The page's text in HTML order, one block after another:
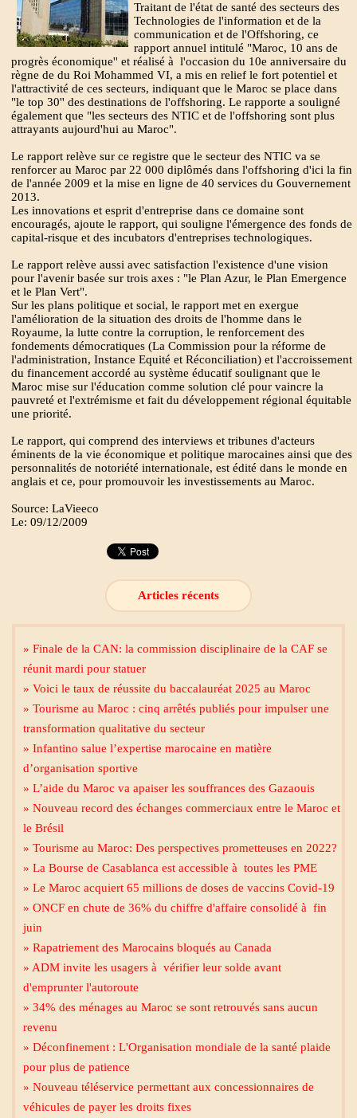
Traitant de l'état de santé des secteurs des
Technologies de l'information et de la
communication et de l'Offshoring, ce
rapport annuel intitulé "Maroc, 10 ans de
progrès économique'' et réalisé à l'occasion du 10e anniversaire du
règne de du Roi Mohammed VI, a mis en relief le fort potentiel et
l'attractivité de ces secteurs, indiquant que le Maroc se place dans
"le top 30'' des destinations de l'offshoring. Le rapporte a souligné
également que "les secteurs des NTIC et de l'offshoring sont plus
attrayants aujourd'hui au Maroc".
Le rapport relève sur ce registre que le secteur des NTIC va se
renforcer au Maroc par 22 000 diplômés dans l'offshoring d'ici la fin
de l'année 2009 et la mise en ligne de 40 services du Gouvernement
2013.
Les innovations et esprit d'entreprise dans ce domaine sont
encouragés, ajoute le rapport, qui souligne l'émergence des fonds de
capital-risque et des incubators d'entreprises technologiques.
Le rapport relève aussi avec satisfaction l'existence d'une vision
pour l'avenir basée sur trois axes : "le Plan Azur, le Plan Emergence
et le Plan Vert".
Sur les plans politique et social, le rapport met en exergue
l'amélioration de la situation des droits de l'homme dans le
Royaume, la lutte contre la corruption, le renforcement des
fondements démocratiques (La Commission pour la réforme de
l'administration, Instance Equité et Réconciliation) et l'accroissement
du financement accordé au système éducatif soulignant que le
Maroc mise sur l'éducation comme solution clé pour vaincre la
pauvreté et l'extrémisme et fait du développement régional équitable
une priorité.
Le rapport, qui comprend des interviews et tribunes d'acteurs
éminents de la vie économique et politique marocaines ainsi que des
personnalités de notoriété internationale, est édité dans le monde en
anglais et ce, pour promouvoir les investissements au Maroc.
Source: LaVieeco
Le: 09/12/2009
Articles récents
» Finale de la CAN: la commission disciplinaire de la CAF se
réunit mardi pour statuer
» Voici le taux de réussite du baccalauréat 2025 au Maroc
» Tourisme au Maroc : cinq arrêtés publiés pour impulser une
transformation qualitative du secteur
» Infantino salue l’expertise marocaine en matière
d’organisation sportive
» L’aide du Maroc va apaiser les souffrances des Gazaouis
» Nouveau record des échanges commerciaux entre le Maroc et
le Brésil
» Tourisme au Maroc: Des perspectives prometteuses en 2022?
» La Bourse de Casablanca est accessible à toutes les PME
» Le Maroc acquiert 65 millions de doses de vaccins Covid-19
» ONCF en chute de 36% du chiffre d'affaire consolidé à fin
juin
» Rapatriement des Marocains bloqués au Canada
» ADM invite les usagers à vérifier leur solde avant
d'emprunter l'autoroute
» 34% des ménages au Maroc se sont retrouvés sans aucun
revenu
» Déconfinement : L'Organisation mondiale de la santé plaide
pour plus de patience
» Nouveau téléservice permettant aux concessionnaires de
véhicules de payer les droits fixes
Mecca live